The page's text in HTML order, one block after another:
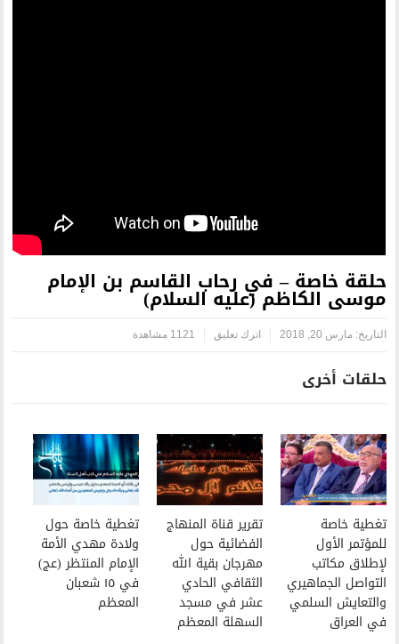
رحاب القاسم بن الإمام
السلام)
اترك تعليق 1121 مشاهدة
تقرير قناة المنهاج
الفضائية حول
مهرجان بقية الله
الثقافي الحادي
عشر في مسجد
السهلة المعظم
تغطية خاصة حول
ولادة مهدي الأمة
الإمام المنتظر (عج)
في ١٥ شعبان
المعظم